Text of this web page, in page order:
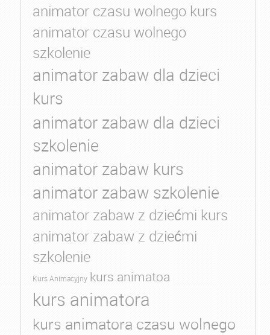
animator czasu wolnego kurs
animator czasu wolnego
szkolenie
animator zabaw dla dzieci
kurs
animator zabaw dla dzieci
szkolenie
animator zabaw kurs
animator zabaw szkolenie
animator zabaw z dziećmi kurs
animator zabaw z dziećmi
szkolenie
Kurs Animacyjny kurs animatoa
kurs animatora
kurs animatora czasu wolnego